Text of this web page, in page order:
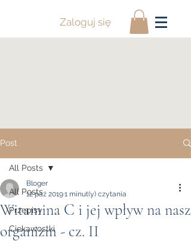
Zaloguj się
Post
All Posts
Przepisy
Ciekawostki
All Posts
Witamina C i jej wpływ na nasz
organizm - cz. II
Bloger
12 paź 20191 minut(y) czytania